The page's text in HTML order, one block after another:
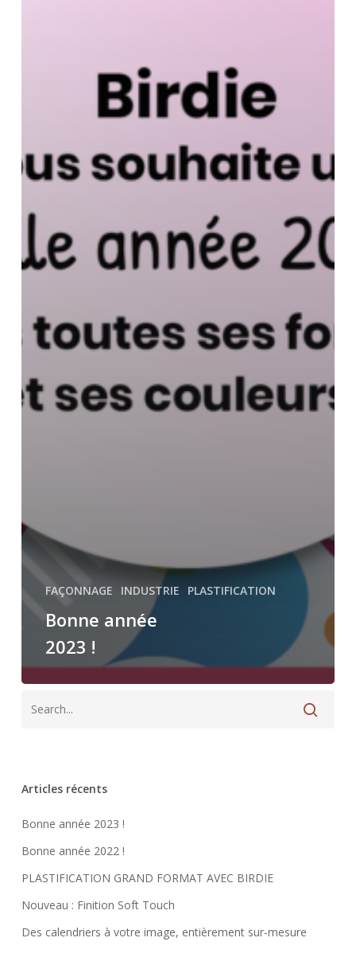
FAÇONNAGE INDUSTRIE PLASTIFICATION
Bonne année
2023 !
Articles récents
Bonne année 2023 !
Bonne année 2022 !
PLASTIFICATION GRAND FORMAT AVEC BIRDIE
Nouveau : Finition Soft Touch
Des calendriers à votre image, entièrement sur-mesure